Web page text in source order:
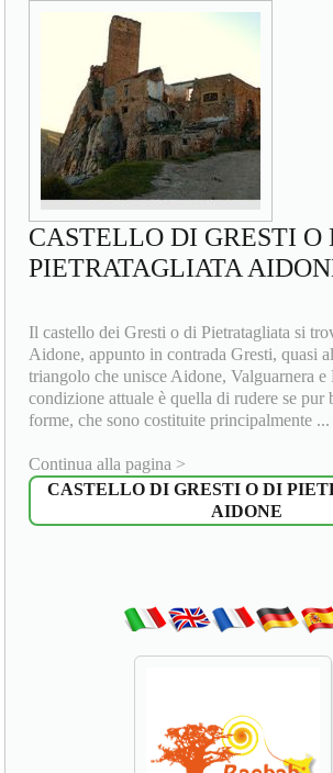
CASTELLO DI GRESTI O
PIETRATAGLIATA
Il castello dei Gresti o di Pietratagliata si
Aidone, appunto in contrada Gresti, quasi
triangolo che unisce Aidone, Valguarnera e
condizione attuale è quella di rudere se pur
forme, che sono costituite principalmente ...
Continua alla pagina >
CASTELLO DI GRESTI O DI
AIDONE